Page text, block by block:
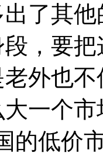
了其
，要
外也
一个
的低价